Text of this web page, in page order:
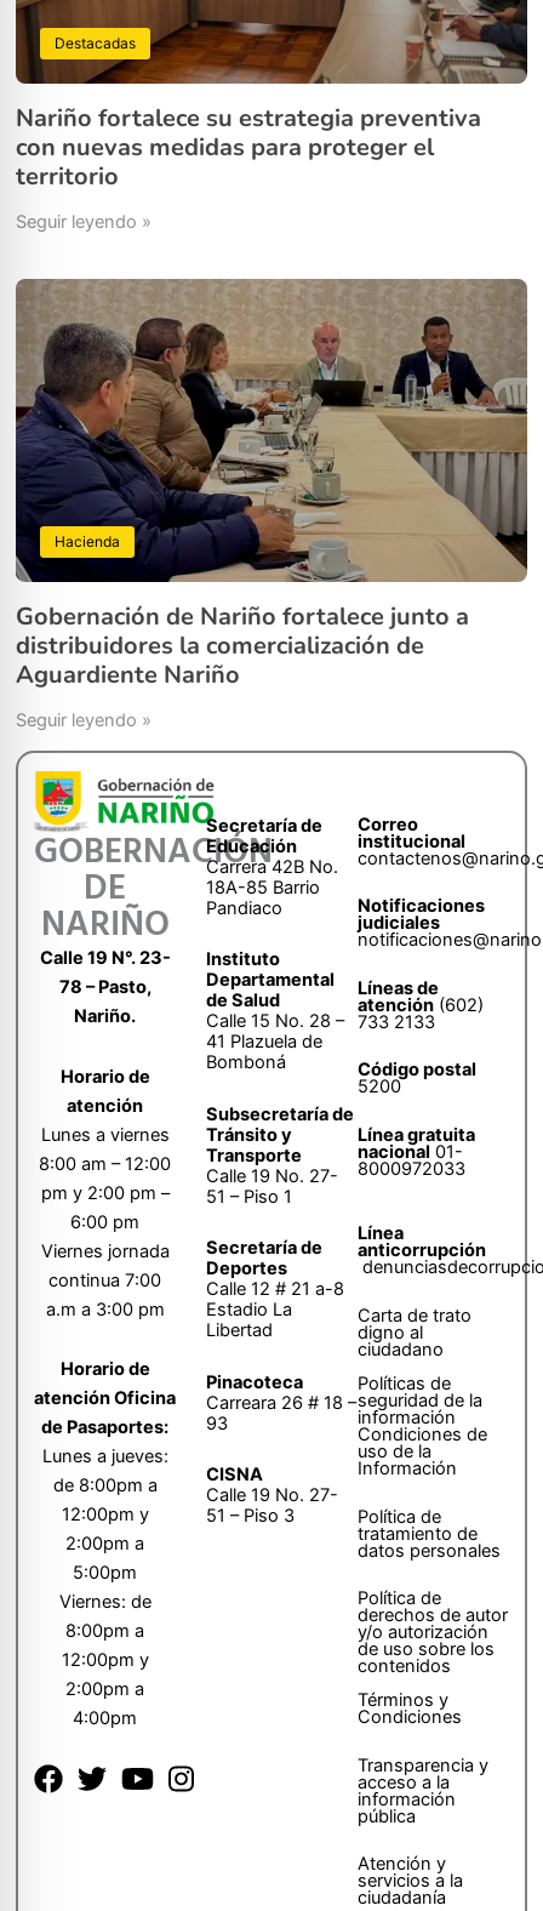
Destacadas
Nariño fortalece su estrategia preventiva
con nuevas medidas para proteger el
territorio
Seguir leyendo »
Hacienda
Gobernación de Nariño fortalece junto a
distribuidores la comercialización de
Aguardiente Nariño
Seguir leyendo »
GOBERNACIÓN
DE
NARIÑO
Calle 19 N°. 23-
78 – Pasto,
Nariño.
Horario de
atención
Lunes a viernes
8:00 am – 12:00
pm y 2:00 pm –
6:00 pm
Viernes jornada
continua 7:00
a.m a 3:00 pm
Horario de
atención Oficina
de Pasaportes:
Lunes a jueves:
de 8:00pm a
12:00pm y
2:00pm a
5:00pm
Viernes: de
8:00pm a
12:00pm y
2:00pm a
4:00pm
Secretaría de
Educación
Carrera 42B No.
18A-85 Barrio
Pandiaco
Instituto
Departamental
de Salud
Calle 15 No. 28 –
41 Plazuela de
Bomboná
Subsecretaría de
Tránsito y
Transporte
Calle 19 No. 27-
51 – Piso 1
Secretaría de
Deportes
Calle 12 # 21 a-8
Estadio La
Libertad
Pinacoteca
Carreara 26 # 18 –
93
CISNA
Calle 19 No. 27-
51 – Piso 3
Correo
institucional
Notificaciones
judiciales
Líneas de
atención (602)
733 2133
Código postal
5200
Línea gratuita
nacional 01-
8000972033
Línea
anticorrupción
Carta de trato
digno al
ciudadano
Políticas de
seguridad de la
información
Condiciones de
uso de la
Información
Política de
tratamiento de
datos personales
Política de
derechos de autor
y/o autorización
de uso sobre los
contenidos
Términos y
Condiciones
Transparencia y
acceso a la
información
pública
Atención y
servicios a la
ciudadanía